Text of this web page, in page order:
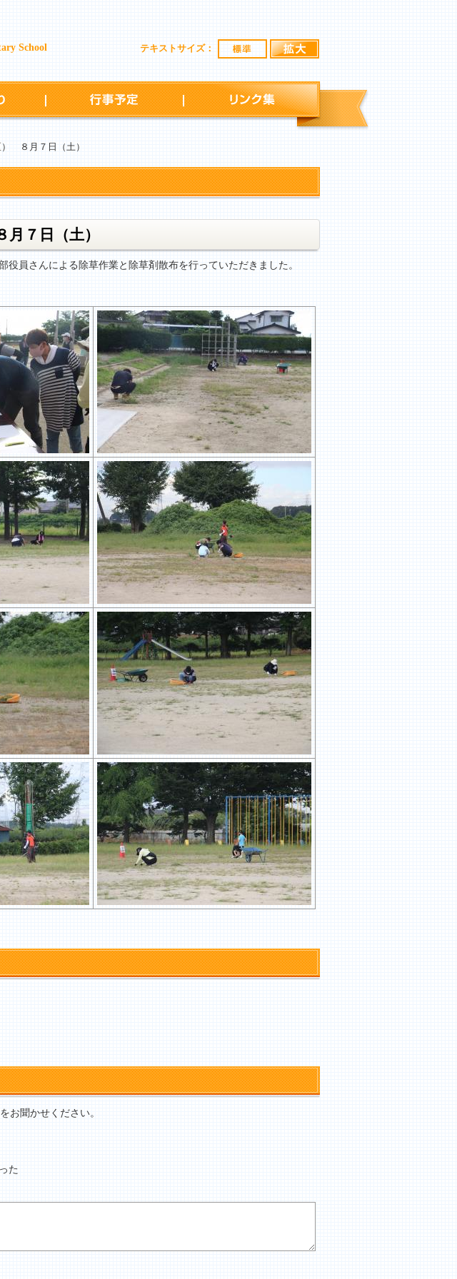
School テキストサイズ： 標準
学校だより 行事予定 リンク集
８月７日（土）
７日（土）
員さんによる除草作業と除草剤散布を行っていただきました。
お聞かせください。
た